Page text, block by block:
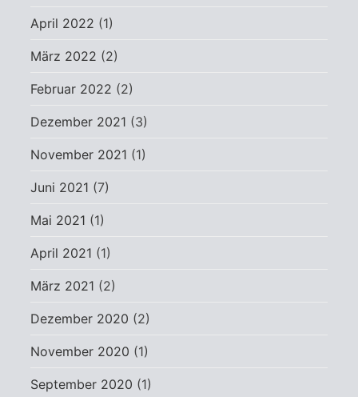
April 2022 (1)
März 2022 (2)
Februar 2022 (2)
Dezember 2021 (3)
November 2021 (1)
Juni 2021 (7)
Mai 2021 (1)
April 2021 (1)
März 2021 (2)
Dezember 2020 (2)
November 2020 (1)
September 2020 (1)